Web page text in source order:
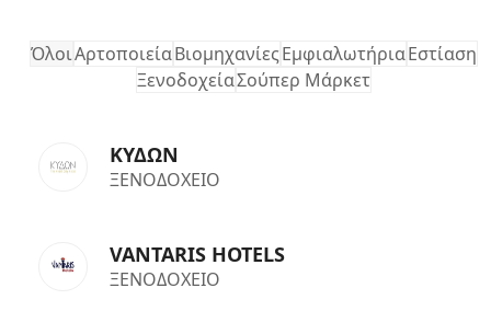
ΌλοιΑρτοποιείαΒιομηχανίεςΕμφιαλωτήριαΕστίαση
ΞενοδοχείαΣούπερ Μάρκετ
ΚΥΔΩΝ
ΞΕΝΟΔΟΧΕΙΟ
VANTARIS HOTELS
ΞΕΝΟΔΟΧΕΙΟ